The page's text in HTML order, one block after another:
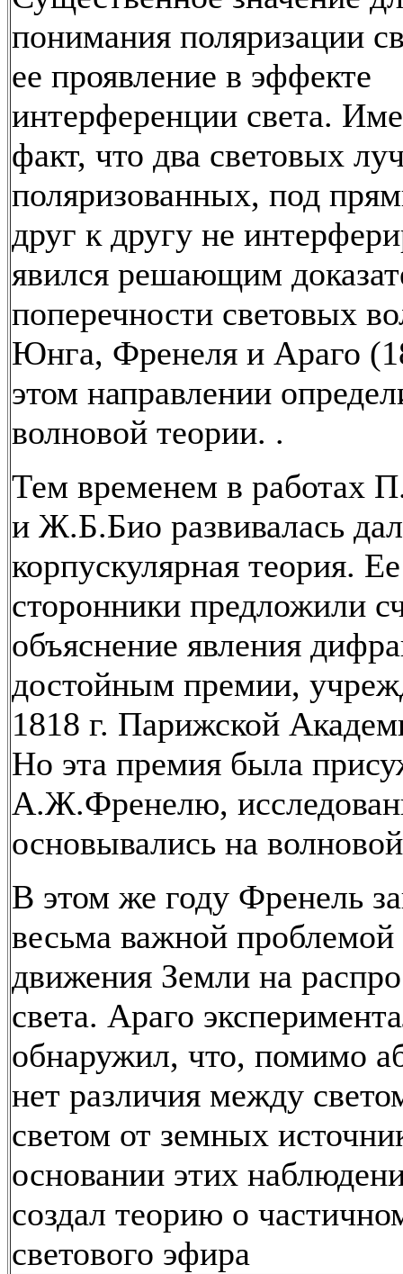
понимания поляризации
ее проявление в эффекте
интерференции света.
факт, что два световых
поляризованных, под
друг к другу не
явился решающим
поперечности световых
Юнга, Френеля и Араго
этом направлении
волновой теории. .
Тем временем в работах
и Ж.Б.Био развивалась
корпускулярная теория. Ее
сторонники предложили
объяснение явления
достойным премии,
1818 г. Парижской
Но эта премия была
А.Ж.Френелю,
основывались на
В этом же году Френель
весьма важной проблемой
движения Земли на
света. Араго
обнаружил, что, помимо
нет различия между
светом от земных
основании этих
создал теорию о
светового эфира